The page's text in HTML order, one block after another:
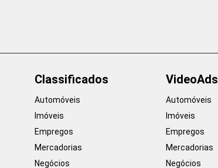
Classificados
Automóveis
Imóveis
Empregos
Mercadorias
Negócios
VideoAds
Automóveis
Imóveis
Empregos
Mercadorias
Negócios